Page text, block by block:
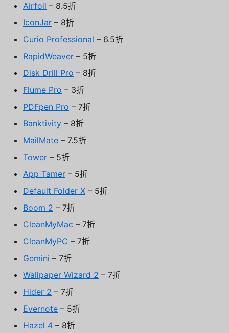
Airfoil – 8.5折
IconJar – 8折
Curio Professional – 6.5折
RapidWeaver – 5折
Disk Drill Pro – 8折
Flume Pro – 3折
PDFpen Pro – 7折
Banktivity – 8折
MailMate – 7.5折
Tower – 5折
App Tamer – 5折
Default Folder X – 5折
Boom 2 – 7折
CleanMyMac – 7折
CleanMyPC – 7折
Gemini – 7折
Wallpaper Wizard 2 – 7折
Hider 2 – 7折
Evernote – 5折
Hazel 4 – 8折